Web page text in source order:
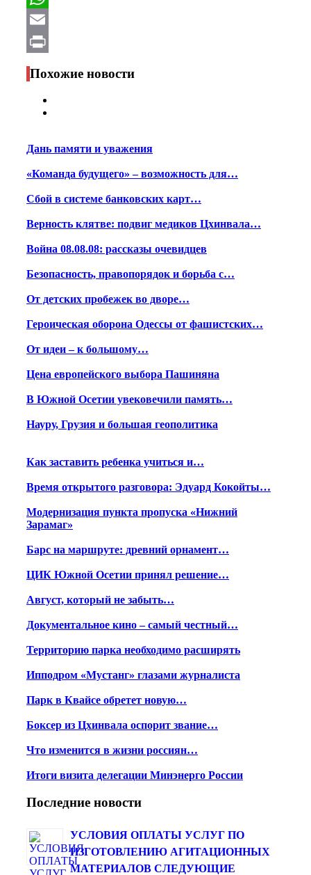
WhatsApp
Email
Print
Похожие новости
Дань памяти и уважения
«Команда будущего» – возможность для…
Сбой в системе банковских карт…
Верность клятве: подвиг медиков Цхинвала…
Война 08.08.08: рассказы очевидцев
Безопасность, правопорядок и борьба с…
От детских пробежек во дворе…
Героическая оборона Одессы от фашистских…
От идеи – к большому…
Цена европейского выбора Пашиняна
В Южной Осетии увековечили память…
Науру, Грузия и большая геополитика
Как заставить ребенка учиться и…
Время открытого разговора: Эдуард Кокойты…
Модернизация пункта пропуска «Нижний
Зарамаг»
Барс на маршруте: древний орнамент…
ЦИК Южной Осетии принял решение…
Август, который не забыть…
Документальное кино – самый честный…
Территорию парка необходимо расширять
Ипподром «Мустанг» глазами журналиста
Парк в Квайсе обретет новую…
Боксер из Цхинвала оспорит звание…
Что изменится в жизни россиян…
Итоги визита делегации Минэнерго России
Последние новости
УСЛОВИЯ ОПЛАТЫ УСЛУГ ПО
ИЗГОТОВЛЕНИЮ АГИТАЦИОННЫХ
МАТЕРИАЛОВ СЛЕДУЮЩИЕ